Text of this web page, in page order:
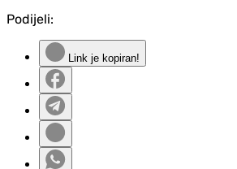
Podijeli:
Link je kopiran!